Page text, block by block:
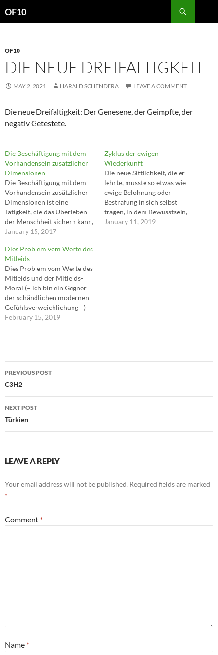
OF10
OF10
DIE NEUE DREIFALTIGKEIT
MAY 2, 2021 HARALD SCHENDERA LEAVE A COMMENT
Die neue Dreifaltigkeit: Der Genesene, der Geimpfte, der
negativ Getestete.
Die Beschäftigung mit dem
Vorhandensein zusätzlicher
Dimensionen
Die Beschäftigung mit dem
Vorhandensein zusätzlicher
Dimensionen ist eine
Tätigkeit, die das Überleben
der Menschheit sichern kann,
weil sie dazu beiträgt, der
erschließen – Räume, die sich
als Lebensräume erweisen
können. Räume, die die
Menschheit finden muss, will
sie der Auslöschung durch
die explodierende Sonne
(oder…
January 15, 2017
Zyklus der ewigen
Wiederkunft
Die neue Sittlichkeit, die er
lehrte, musste so etwas wie
ewige Belohnung oder
Bestrafung in sich selbst
tragen, in dem Bewusstsein,
dass alles Getane nicht nur
January 11, 2019
Dies Problem vom Werte des
Mitleids
Dies Problem vom Werte des
Mitleids und der Mitleids-
Moral (– ich bin ein Gegner
der schändlichen modernen
Gefühlsverweichlichung –)
scheint zunächst nur etwas
es mir ergangen ist – eine
ungeheure neue Aussicht…
February 15, 2019
Post
navigation
PREVIOUS POST
C3H2
NEXT POST
Türkien
LEAVE A REPLY
Your email address will not be published. Required fields are marked
*
Comment *
Name *